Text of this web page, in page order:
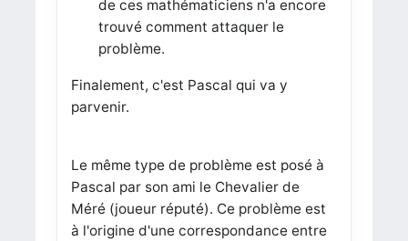
de ces mathématiciens n'a encore
trouvé comment attaquer le
problème.
Finalement, c'est Pascal qui va y
parvenir.
Le même type de problème est posé à
Pascal par son ami le Chevalier de
Méré (joueur réputé). Ce problème est
à l'origine d'une correspondance entre